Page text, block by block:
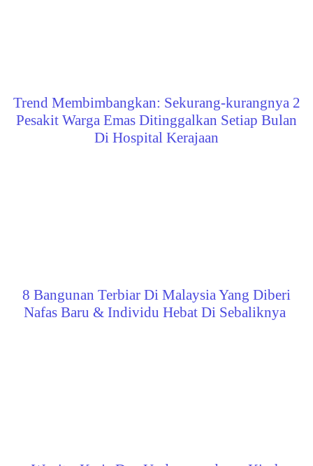
Trend Membimbangkan: Sekurang-kurangnya 2
Pesakit Warga Emas Ditinggalkan Setiap Bulan
Di Hospital Kerajaan
8 Bangunan Terbiar Di Malaysia Yang Diberi
Nafas Baru & Individu Hebat Di Sebaliknya